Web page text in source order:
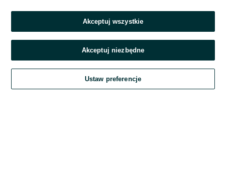
Zaloguj się
Kontynuując za pośrednictwem jednego z dostawców wskazanych powyżej,
OLX.pl w jego aktualnym brzmieniu.
Akceptuj wszystkie
Akceptuj niezbędne
Ustaw preferencje